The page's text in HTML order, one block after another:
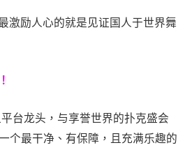
激励人心的就是见证国人于世界舞
台龙头，与享誉世界的扑克盛会
个最干净、有保障，且充满乐趣的